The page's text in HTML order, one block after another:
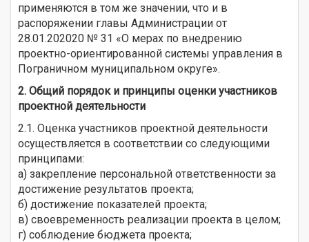
применяются в том же значении, что и в
распоряжении главы Администрации от
28.01.202020 № 31 «О мерах по внедрению
проектно-ориентированной системы управления в
Пограничном муниципальном округе».
2. Общий порядок и принципы оценки участников
проектной деятельности
2.1. Оценка участников проектной деятельности
осуществляется в соответствии со следующими
принципами:
а) закрепление персональной ответственности за
достижение результатов проекта;
б) достижение показателей проекта;
в) своевременность реализации проекта в целом;
г) соблюдение бюджета проекта;